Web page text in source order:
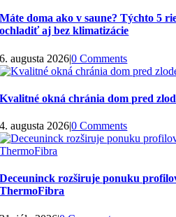
Máte doma ako v saune? Týchto 5
ochladiť aj bez klimatizácie
6. augusta 2026|0 Comments
Kvalitné okná chránia dom pred
4. augusta 2026|0 Comments
Deceuninck rozširuje ponuku
ThermoFibra